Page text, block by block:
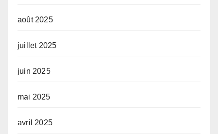
août 2025
juillet 2025
juin 2025
mai 2025
avril 2025